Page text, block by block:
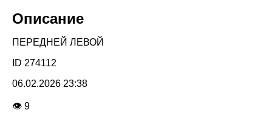
Описание
ПЕРЕДНЕЙ ЛЕВОЙ
ID 274112
06.02.2026 23:38
👁 9